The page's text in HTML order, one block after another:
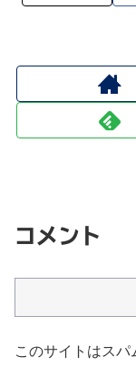
コメント
このサイトはス